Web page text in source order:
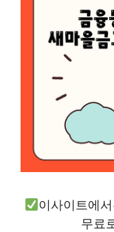
이사이트에
무료